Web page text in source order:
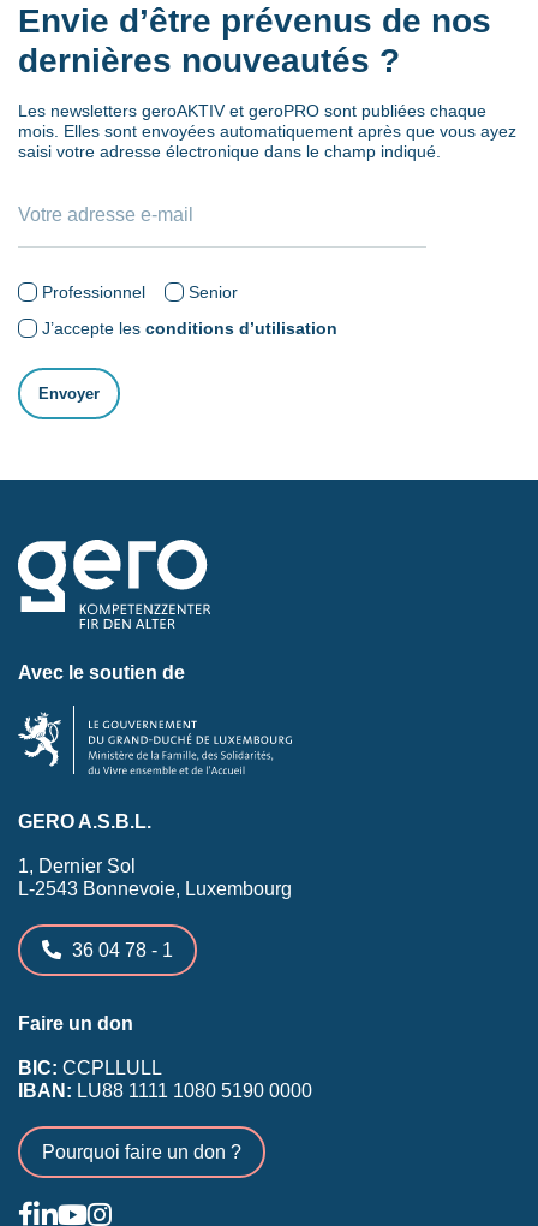
Envie d’être prévenus de nos
dernières nouveautés ?
Les newsletters geroAKTIV et geroPRO sont publiées chaque
mois. Elles sont envoyées automatiquement après que vous ayez
saisi votre adresse électronique dans le champ indiqué.
Professionnel
Senior
J’accepte les conditions d’utilisation
Avec le soutien de
GERO A.S.B.L.
1, Dernier Sol
L-2543 Bonnevoie, Luxembourg
36 04 78 - 1
Faire un don
BIC: CCPLLULL
IBAN: LU88 1111 1080 5190 0000
Pourquoi faire un don ?